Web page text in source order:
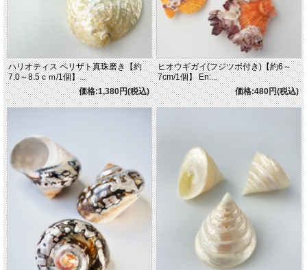
ハリオティス ペリザト真珠磨き【約
7.0～8.5ｃｍ/1個】...
価格:1,380円(税込)
ヒオウギガイ(フジツボ付き)【約6～
7cm/1個】 En:...
価格:480円(税込)